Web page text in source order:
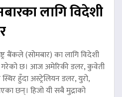
लागि विदेशी
बैंकले (सोमबार) का लागि विदेशी
गरेको छ। आज अमेरिकी डलर, कुवेती
हुँदा अस्ट्रेलियन डलर, युरो,
छन्। हिजो यी सबै मुद्राको